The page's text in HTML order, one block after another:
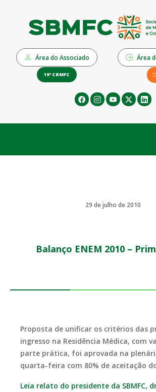
Área do Associado Área
19º CBMFC
29 de julho de 2010
Balanço ENEM 2010 –
Proposta de unificar os critérios das
ingresso na Residência Médica, com
parte prática, foi aprovada na
quarta-feira com 80% de aceitação
Leia relato do presidente da SBMFC,